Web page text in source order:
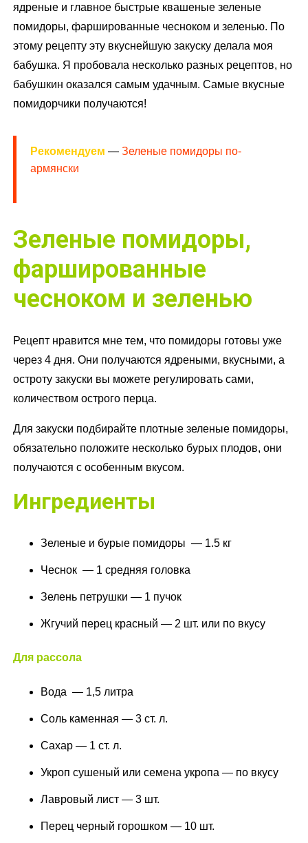
ядреные и главное быстрые квашеные зеленые
помидоры, фаршированные чесноком и зеленью. По
этому рецепту эту вкуснейшую закуску делала моя
бабушка. Я пробовала несколько разных рецептов, но
бабушкин оказался самым удачным. Самые вкусные
помидорчики получаются!
Рекомендуем —Зеленые помидоры по-
армянски
Зеленые помидоры,
фаршированные
чесноком и зеленью
Рецепт нравится мне тем, что помидоры готовы уже
через 4 дня. Они получаются ядреными, вкусными, а
остроту закуски вы можете регулировать сами,
количеством острого перца.
Для закуски подбирайте плотные зеленые помидоры,
обязательно положите несколько бурых плодов, они
получаются с особенным вкусом.
Ингредиенты
Зеленые и бурые помидоры — 1.5 кг
Чеснок — 1 средняя головка
Зелень петрушки — 1 пучок
Жгучий перец красный — 2 шт. или по вкусу
Для рассола
Вода — 1,5 литра
Соль каменная — 3 ст. л.
Сахар — 1 ст. л.
Укроп сушеный или семена укропа — по вкусу
Лавровый лист — 3 шт.
Перец черный горошком — 10 шт.